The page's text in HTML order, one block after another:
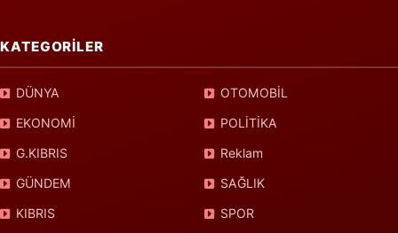
KATEGORİLER
DÜNYA
EKONOMİ
G.KIBRIS
GÜNDEM
KIBRIS
OTOMOBİL
POLİTİKA
Reklam
SAĞLIK
SPOR